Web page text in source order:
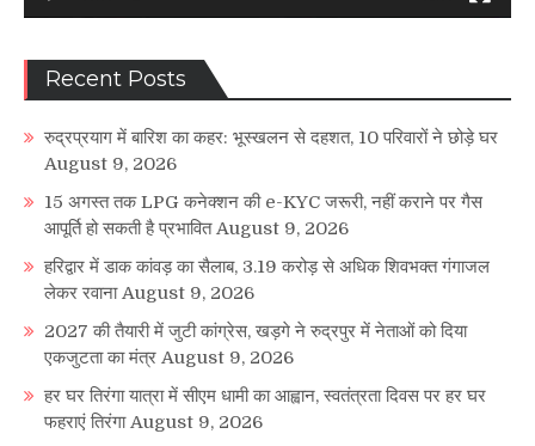
Recent Posts
रुद्रप्रयाग में बारिश का कहर: भूस्खलन से दहशत, 10 परिवारों ने छोड़े घर
August 9, 2026
15 अगस्त तक LPG कनेक्शन की e-KYC जरूरी, नहीं कराने पर गैस
आपूर्ति हो सकती है प्रभावित August 9, 2026
हरिद्वार में डाक कांवड़ का सैलाब, 3.19 करोड़ से अधिक शिवभक्त गंगाजल
लेकर रवाना August 9, 2026
2027 की तैयारी में जुटी कांग्रेस, खड़गे ने रुद्रपुर में नेताओं को दिया
एकजुटता का मंत्र August 9, 2026
हर घर तिरंगा यात्रा में सीएम धामी का आह्वान, स्वतंत्रता दिवस पर हर घर
फहराएं तिरंगा August 9, 2026